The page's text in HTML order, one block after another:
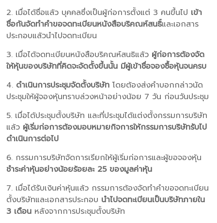
2. เมื่อได้ชื่อแล้ว บุคคลซึ่งเป็นผู้ก่อการตั้งแต่ 3 คนขึ้นไป เข้า
ชื่อกันจัดทำคำขอจดทะเบียนหนังสือบริคณห์สนธิ์และเอกสาร
ประกอบแล้วนำไปจดทะเบียน
3. เมื่อได้จดทะเบียนหนังสือบริคณห์สนธิแล้ว ผู้ก่อการต้องจัด
ให้หุ้นของบริษัทที่คิดจะจัดตั้งขึ้นนั้น มีผู้เข้าชื่อจองซื้อหุ้นจนครบ
4. ดำเนินการประชุมจัดตั้งบริษัท โดยต้องส่งคำบอกกล่าวนัด
ประชุมให้ผู้จองหุ้นทราบล่วงหน้าอย่างน้อย 7 วัน ก่อนวันประชุม
5. เมื่อได้ประชุมตั้งบริษัท และที่ประชุมได้แต่งตั้งกรรมการบริษัท
แล้ว ผู้เริ่มก่อการต้องมอบหมายกิจการให้กรรมการบริษัทรับไป
ดำเนินการต่อไป
6. กรรมการบริษัทจัดการเรียกให้ผู้เริ่มก่อการและผู้ขอจองหุ้น
ชำระค่าหุ้นอย่างน้อยร้อยละ 25 ของมูลค่าหุ้น
7. เมื่อได้รับเงินค่าหุ้นแล้ว กรรมการต้องจัดทำคำขอจดทะเบียน
ตั้งบริษัทและเอกสารประกอบ นำไปจดทะเบียนเป็นบริษัทภายใน
3 เดือน หลังจากการประชุมตั้งบริษัท